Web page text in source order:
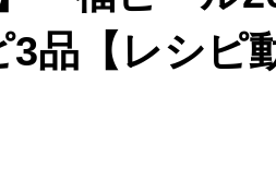
品【レシピ